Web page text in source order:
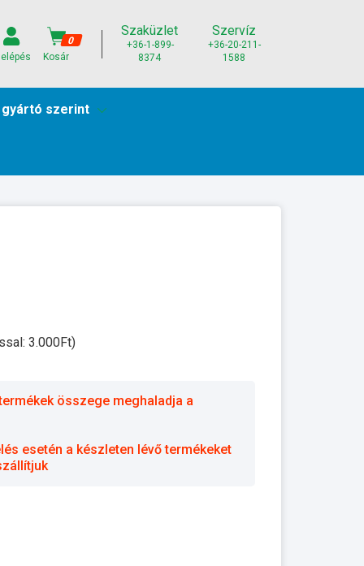
0
Kosár
Szaküzlet
+36-1-899-
8374
Szervíz
+36-20-211-
1588
szerint
3.000Ft)
összege meghaladja a
esetén a készleten lévő termékeket